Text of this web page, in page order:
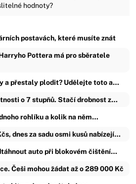
hodnoty?
postavách, které musíte znát
Pottera má pro sběratele
a přestaly plodit? Udělejte toto a…
o 7 stupňů. Stačí drobnost z…
rohlíku a kolik na něm…
dnes za sadu osmi kusů nabízejí…
auto při blokovém čištění…
Češi mohou žádat až o 289 000 Kč